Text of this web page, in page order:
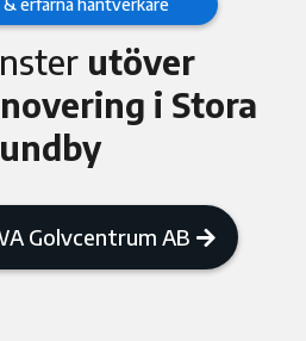
erfarna hantverkare
utöver
i Stora
Golvcentrum AB